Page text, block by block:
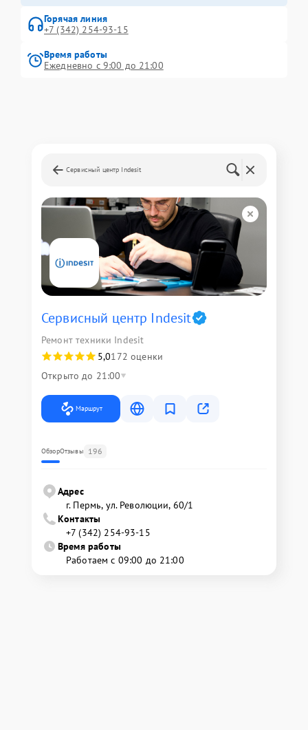
Горячая линия
+7 (342) 254-93-15
Время работы
Ежедневно с 9:00 до 21:00
Сервисный центр Indesit
Сервисный центр Indesit
Ремонт техники Indesit
5,0172 оценки
Открыто до 21:00
Маршрут
ОбзорОтзывы 196
Адрес
г. Пермь, ул. ​Революции, 60/1
Контакты
+7 (342) 254-93-15
Время работы
Работаем с 09:00 до 21:00